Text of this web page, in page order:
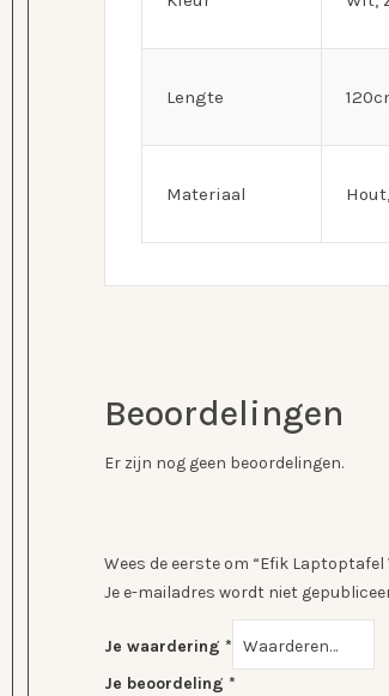
Lengte
Materiaal
Beoordelingen
Er zijn nog geen beoordelingen.
Wees de eerste om “Efik
Je e-mailadres wordt niet
Je waardering *
Je beoordeling *